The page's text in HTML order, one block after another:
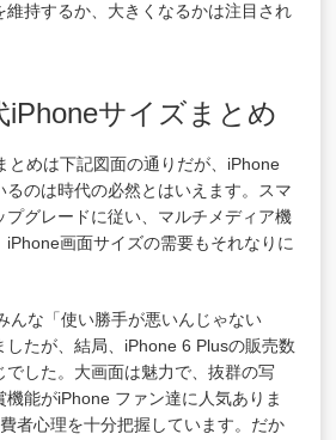
維持するか、大きくなるかは注目され
iPhoneサイズまとめ
とめは下記図面の通りだが、iPhone
るのは時代の必然とはいえます。スマ
プグレードに従い、マルチメディア機
iPhone画面サイズの需要もそれなりに
んな「使い勝手が悪いんじゃない
したが、結局、iPhone 6 Plusの販売数
した。大画面は魅力で、抜群の写
能がiPhone ファン達に人気ありま
者心理を十分把握しています。だか